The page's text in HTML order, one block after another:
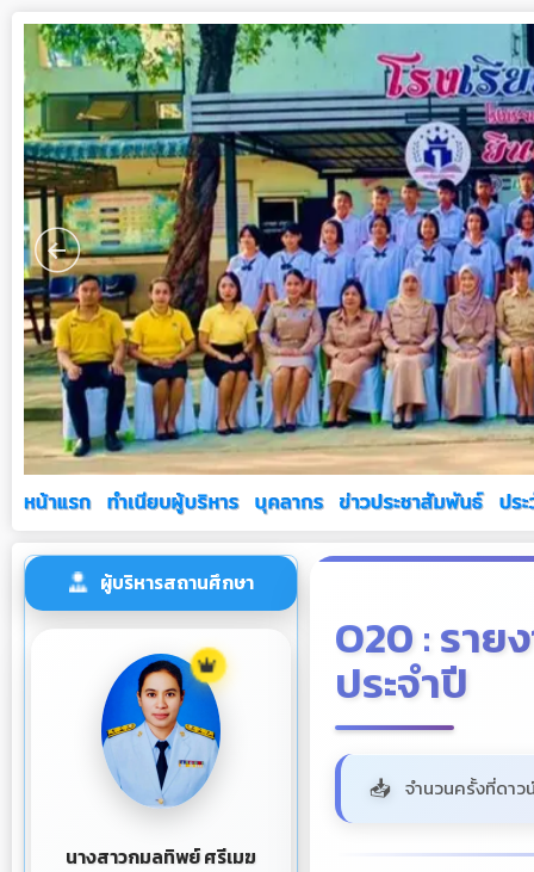
ผู้บริหารสถานศึกษา
นางสาวกมลทิพย์ ศรีเมฆ
O20 : รา
ประจำปี
จำนวนครั้งที่ดาว